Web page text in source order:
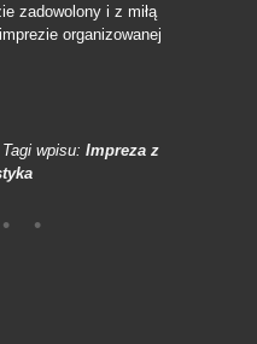
zadowolony i z miłą
organizowanej
Tagi wpisu: Impreza z